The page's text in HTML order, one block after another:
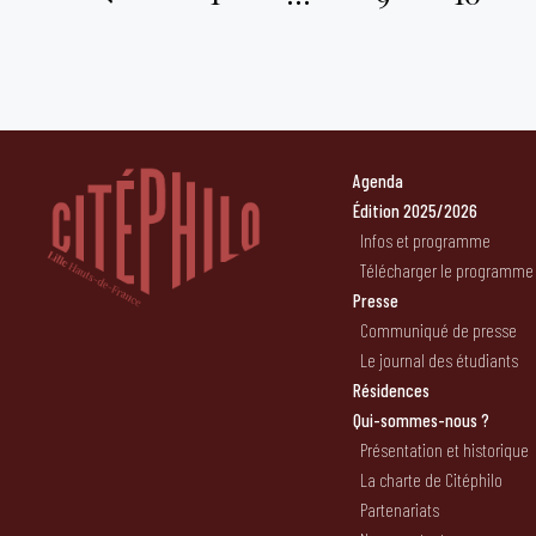
publications
Agenda
Édition 2025/2026
Infos et programme
Télécharger le programme
Presse
Communiqué de presse
Le journal des étudiants
Résidences
Qui-sommes-nous ?
Présentation et historique
La charte de Citéphilo
Partenariats